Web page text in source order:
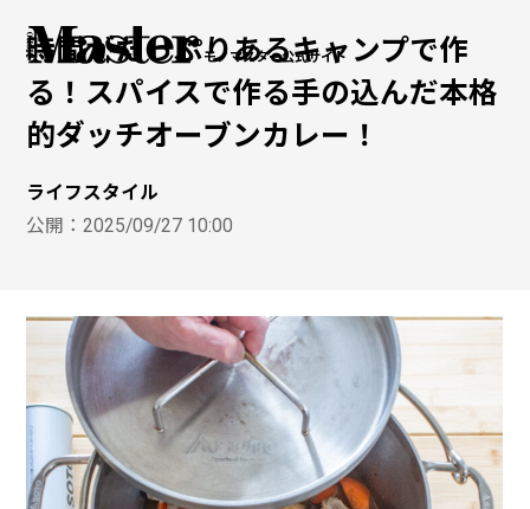
モノマスター公式サイト
時間がたっぷりあるキャンプで作
る！スパイスで作る手の込んだ本格
的ダッチオーブンカレー！
ライフスタイル
公開：2025/09/27 10:00